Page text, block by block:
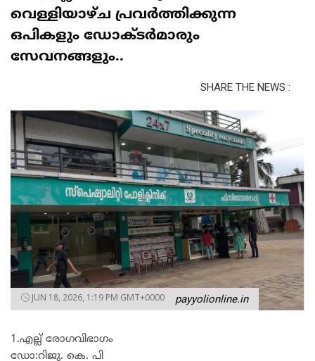
വെള്ളിയാഴ്ച പ്രവർത്തിക്കുന്ന
ഒപികളും ഡോക്ടർമാരും
സേവനങ്ങളും..
SHARE THE NEWS :
JUN 18, 2026, 1:19 PM GMT+0000 payyolionline.in
1.എല്ല് രോഗവിഭാഗം
ഡോ:റിജു. കെ. പി